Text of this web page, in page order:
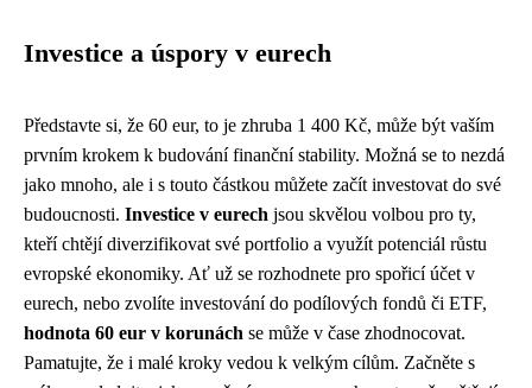
Investice a úspory v eurech
Představte si, že 60 eur, to je zhruba 1 400 Kč, může být vaším
prvním krokem k budování finanční stability. Možná se to nezdá
jako mnoho, ale i s touto částkou můžete začít investovat do své
budoucnosti. Investice v eurech jsou skvělou volbou pro ty,
kteří chtějí diverzifikovat své portfolio a využít potenciál růstu
evropské ekonomiky. Ať už se rozhodnete pro spořicí účet v
eurech, nebo zvolíte investování do podílových fondů či ETF,
hodnota 60 eur v korunách se může v čase zhodnocovat.
Pamatujte, že i malé kroky vedou k velkým cílům. Začněte s